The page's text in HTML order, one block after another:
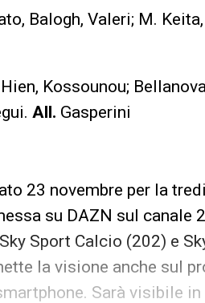
Balogh, Valeri; M.
Kossounou;
All. Gasperini
23 novembre per la
su DAZN sul canale
Sport Calcio (202) e
la visione anche sul
Sarà visibile